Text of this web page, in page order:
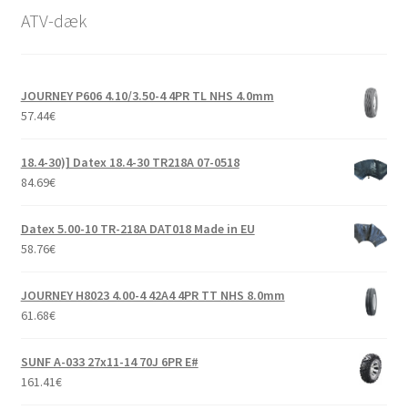
16″ ATV-dæk
Udfold
Dækslanger
Udfold
Vejledning
Udfold
ATV-dæk
JOURNEY P606 4.10/3.50-4 4PR TL NHS 4.0mm
57.44€
18.4-30)] Datex 18.4-30 TR218A 07-0518
84.69€
Datex 5.00-10 TR-218A DAT018 Made in EU
58.76€
JOURNEY H8023 4.00-4 42A4 4PR TT NHS 8.0mm
61.68€
SUNF A-033 27x11-14 70J 6PR E#
161.41€